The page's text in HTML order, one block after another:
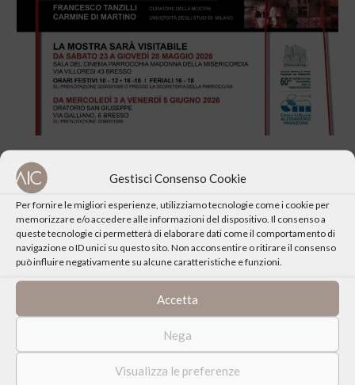
Gestisci Consenso Cookie
Per fornire le migliori esperienze, utilizziamo tecnologie come i cookie per
memorizzare e/o accedere alle informazioni del dispositivo. Il consenso a
queste tecnologie ci permetterà di elaborare dati come il comportamento di
navigazione o ID unici su questo sito. Non acconsentire o ritirare il consenso
può influire negativamente su alcune caratteristiche e funzioni.
Accetta
Nega
Visualizza le preferenze
CONDIVIDI QUESTO EVENTO